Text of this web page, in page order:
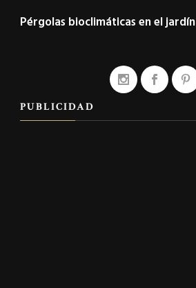
Pérgolas bioclimáticas en el jardín
PUBLICIDAD